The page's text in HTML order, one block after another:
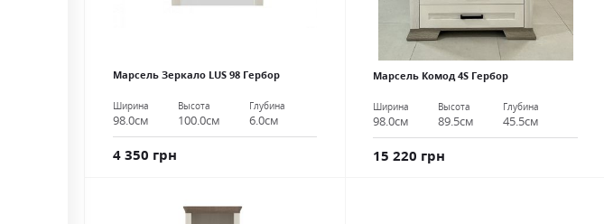
Марсель Зеркало LUS 98 Гербор
Ширина
98.0см
Высота
100.0см
Глубина
6.0см
4 350 грн
Марсель Комод 4S Гербор
Ширина
98.0см
Высота
89.5см
Глубина
45.5см
15 220 грн